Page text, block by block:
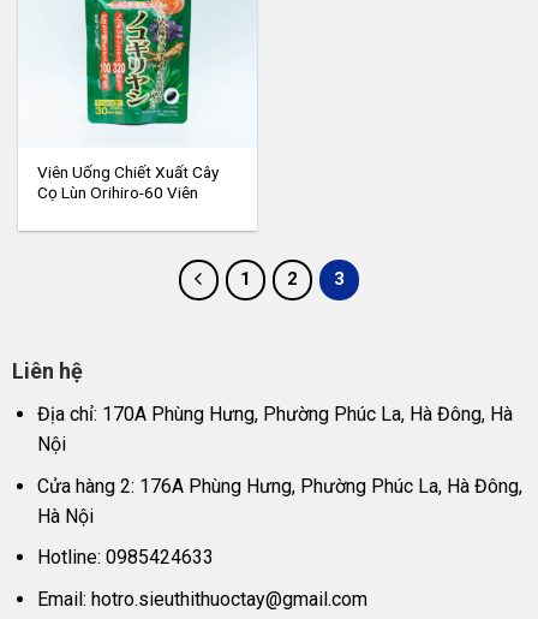
Viên Uống Chiết Xuất Cây
Cọ Lùn Orihiro-60 Viên
1 2 3
Liên hệ
Địa chỉ: 170A Phùng Hưng, Phường Phúc La, Hà Đông, Hà
Nội
Cửa hàng 2: 176A Phùng Hưng, Phường Phúc La, Hà Đông,
Hà Nội
Hotline: 0985424633
Email: hotro.sieuthithuoctay@gmail.com